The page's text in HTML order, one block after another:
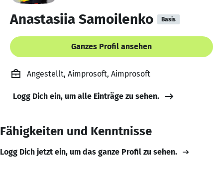
Anastasiia Samoilenko Basis
Ganzes Profil ansehen
Angestellt, Aimprosoft, Aimprosoft
Logg Dich ein, um alle Einträge zu sehen.
Fähigkeiten und Kenntnisse
Logg Dich jetzt ein, um das ganze Profil zu sehen.